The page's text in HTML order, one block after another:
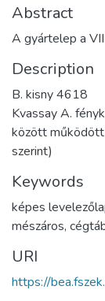
Abstract
A gyártelep a
Description
B. kisny 4618
Kvassay A.
között
szerint)
Keywords
képes
mészáros,
URI
https://